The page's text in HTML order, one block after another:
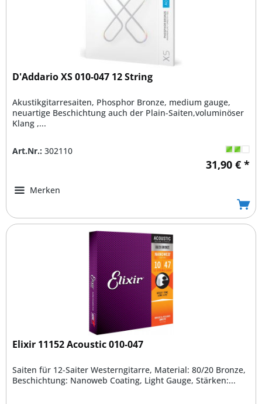
D'Addario XS 010-047 12 String
Akustikgitarresaiten, Phosphor Bronze, medium gauge,
neuartige Beschichtung auch der Plain-Saiten,voluminöser
Klang ,...
Art.Nr.: 302110
31,90 € *
Merken
Elixir 11152 Acoustic 010-047
Saiten für 12-Saiter Westerngitarre, Material: 80/20 Bronze,
Beschichtung: Nanoweb Coating, Light Gauge, Stärken:...